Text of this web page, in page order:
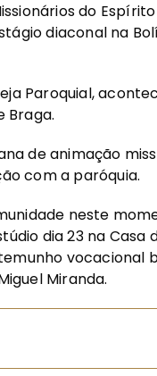
do
diaconal na
Paroquial,
Braga.
de animação
com a paróquia.
neste
dia 23 na Casa
vocacional
Miranda.